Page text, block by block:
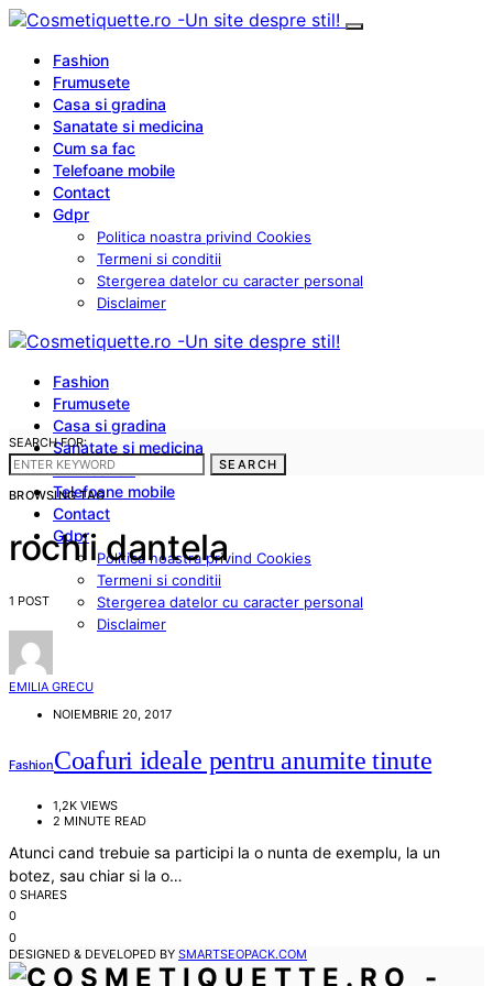
Fashion
Frumusete
Casa si gradina
Sanatate si medicina
Cum sa fac
Telefoane mobile
Contact
Gdpr
Politica noastra privind Cookies
Termeni si conditii
Stergerea datelor cu caracter personal
Disclaimer
Fashion
Frumusete
Casa si gradina
Sanatate si medicina
Cum sa fac
Telefoane mobile
Contact
Gdpr
Politica noastra privind Cookies
Termeni si conditii
Stergerea datelor cu caracter personal
Disclaimer
SEARCH FOR:
SEARCH
BROWSING TAG
rochii dantela
1 POST
EMILIA GRECU
NOIEMBRIE 20, 2017
FashionCoafuri ideale pentru anumite tinute
1,2K VIEWS
2 MINUTE READ
Atunci cand trebuie sa participi la o nunta de exemplu, la un
botez, sau chiar si la o…
0 SHARES
0
0
DESIGNED & DEVELOPED BY SMARTSEOPACK.COM